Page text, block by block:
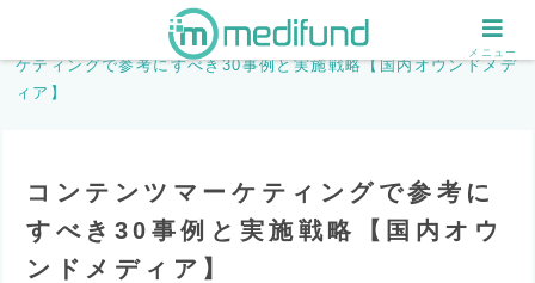
オウンドメディア運用
コンテンツマー
ケティングで参考にすべき30事例と実施戦略【国内オウンドメデ
ィア】
コンテンツマーケティングで参考に
すべき30事例と実施戦略【国内オウ
ンドメディア】
メニュー